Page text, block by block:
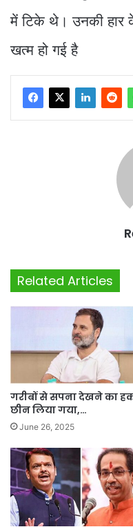
में टिके थे। उनकी हार
खत्म हो गई है
Related Articles
गरीबों से सपना देखने का
छीन लिया गया,…
June 26, 2025